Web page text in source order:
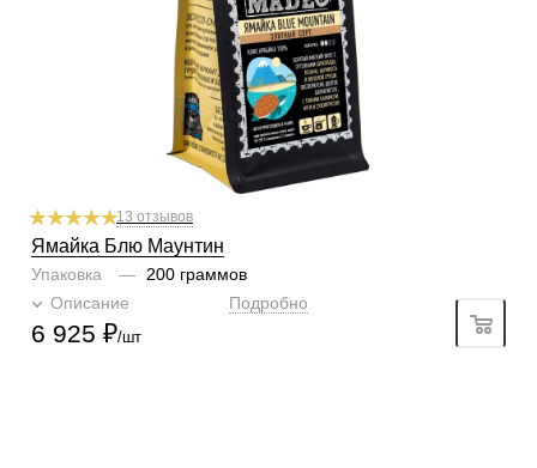
6
4/6
4 5 6
6/6
5 6
6/6
13 отзывов
Ямайка Блю Маунтин
Упаковка —
200 граммов
Описание
Подробно
6 925 ₽/шт